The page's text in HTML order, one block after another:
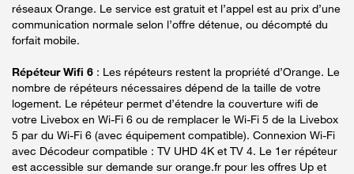
réseaux Orange. Le service est gratuit et l’appel est au prix d’une
communication normale selon l’offre détenue, ou décompté du
forfait mobile.
Répéteur Wifi 6 : Les répéteurs restent la propriété d’Orange. Le
nombre de répéteurs nécessaires dépend de la taille de votre
logement. Le répéteur permet d’étendre la couverture wifi de
votre Livebox en Wi-Fi 6 ou de remplacer le Wi-Fi 5 de la Livebox
5 par du Wi-Fi 6 (avec équipement compatible). Connexion Wi-Fi
avec Décodeur compatible : TV UHD 4K et TV 4. Le 1er répéteur
est accessible sur demande sur orange.fr pour les offres Up et